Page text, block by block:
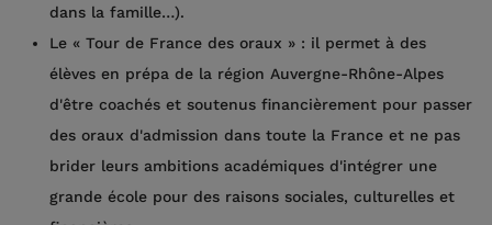
dans la famille…).
Le « Tour de France des oraux » : il permet à des
élèves en prépa de la région Auvergne-Rhône-Alpes
d'être coachés et soutenus financièrement pour passer
des oraux d'admission dans toute la France et ne pas
brider leurs ambitions académiques d'intégrer une
grande école pour des raisons sociales, culturelles et